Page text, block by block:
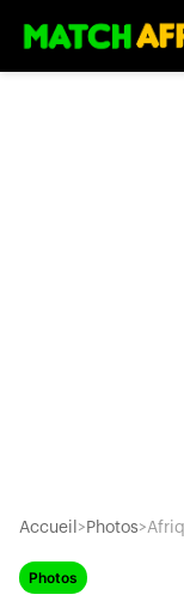
Accueil > Photos>
Photos